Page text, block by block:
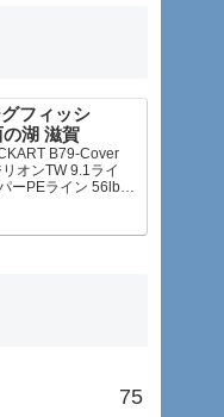
グフィッシ
湖 滋賀
B79-Cover
オンTW 9.1ライ
ーPEライン 56lb
75